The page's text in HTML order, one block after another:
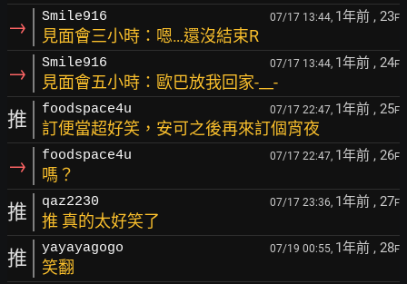
→ Smile916 07/17 13:44, 1年前 , 23F
見面會三小時：嗯…還沒結束R
→ Smile916 07/17 13:44, 1年前 , 24F
見面會五小時：歐巴放我回家-__-
推 foodspace4u 07/17 22:47, 1年前 , 25F
訂便當超好笑，安可之後再來訂個宵夜
→ foodspace4u 07/17 22:47, 1年前 , 26F
嗎？
推 qaz2230 07/17 23:36, 1年前 , 27F
推 真的太好笑了
推 yayayagogo 07/19 00:55, 1年前 , 28F
笑翻